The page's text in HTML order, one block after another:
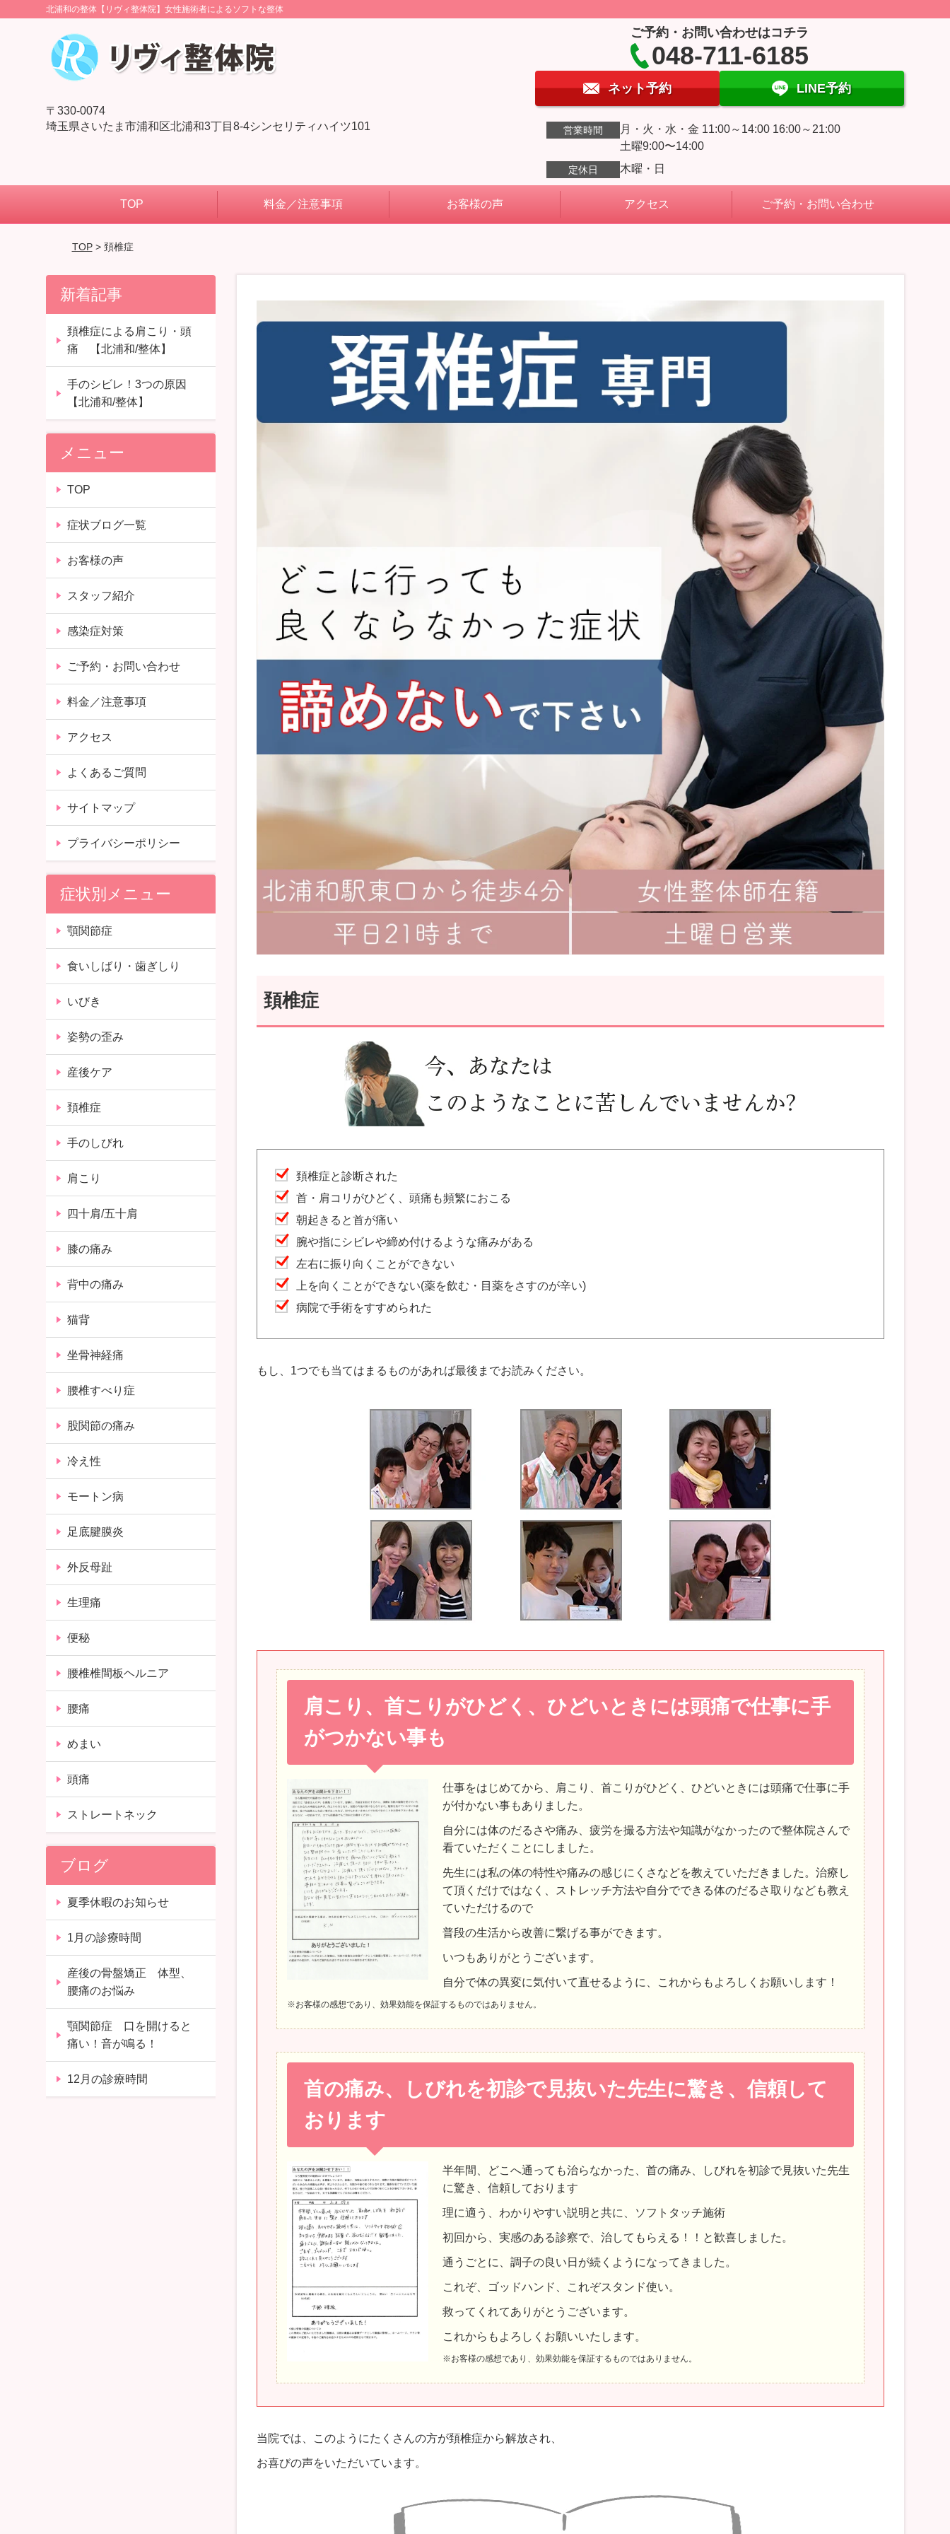
北浦和の整体【リヴィ整体院】女性施術者によるソフトな整体
〒330-0074
埼玉県さいたま市浦和区北浦和3丁目8-4シンセリティハイツ101
ご予約・お問い合わせはコチラ
048-711-6185
ネット予約 LINE予約
営業時間
月・火・水・金 11:00～14:00 16:00～21:00
土曜9:00〜14:00
定休日 木曜・日
TOP 料金／注意事項 お客様の声 アクセス ご予約・お問い合わせ
TOP> 頚椎症
頚椎症
頚椎症と診断された
首・肩コリがひどく、頭痛も頻繁におこる
朝起きると首が痛い
腕や指にシビレや締め付けるような痛みがある
左右に振り向くことができない
上を向くことができない(薬を飲む・目薬をさすのが辛い)
病院で手術をすすめられた
もし、1つでも当てはまるものがあれば最後までお読みください。
肩こり、首こりがひどく、ひどいときには頭痛で仕事に手
がつかない事も
仕事をはじめてから、肩こり、首こりがひどく、ひどいときには頭痛で仕事に手
が付かない事もありました。
自分には体のだるさや痛み、疲労を撮る方法や知識がなかったので整体院さんで
看ていただくことにしました。
先生には私の体の特性や痛みの感じにくさなどを教えていただきました。治療し
て頂くだけではなく、ストレッチ方法や自分でできる体のだるさ取りなども教え
ていただけるので
普段の生活から改善に繋げる事ができます。
いつもありがとうございます。
自分で体の異変に気付いて直せるように、これからもよろしくお願いします！
※お客様の感想であり、効果効能を保証するものではありません。
首の痛み、しびれを初診で見抜いた先生に驚き、信頼して
おります
半年間、どこへ通っても治らなかった、首の痛み、しびれを初診で見抜いた先生
に驚き、信頼しております
理に適う、わかりやすい説明と共に、ソフトタッチ施術
初回から、実感のある診察で、治してもらえる！！と歓喜しました。
通うごとに、調子の良い日が続くようになってきました。
これぞ、ゴッドハンド、これぞスタンド使い。
救ってくれてありがとうございます。
これからもよろしくお願いいたします。
※お客様の感想であり、効果効能を保証するものではありません。
当院では、このようにたくさんの方が頚椎症から解放され、
お喜びの声をいただいています。
新着記事
頚椎症による肩こり・頭
痛 【北浦和/整体】
手のシビレ！3つの原因
【北浦和/整体】
メニュー
TOP
症状ブログ一覧
お客様の声
スタッフ紹介
感染症対策
ご予約・お問い合わせ
料金／注意事項
アクセス
よくあるご質問
サイトマップ
プライバシーポリシー
症状別メニュー
顎関節症
食いしばり・歯ぎしり
いびき
姿勢の歪み
産後ケア
頚椎症
手のしびれ
肩こり
四十肩/五十肩
膝の痛み
背中の痛み
猫背
坐骨神経痛
腰椎すべり症
股関節の痛み
冷え性
モートン病
足底腱膜炎
外反母趾
生理痛
便秘
腰椎椎間板ヘルニア
腰痛
めまい
頭痛
ストレートネック
ブログ
夏季休暇のお知らせ
1月の診療時間
産後の骨盤矯正 体型、
腰痛のお悩み
顎関節症 口を開けると
痛い！音が鳴る！
12月の診療時間